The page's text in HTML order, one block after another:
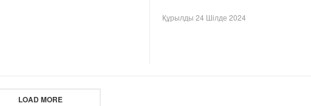
Құрылды 24 Шілде 2024
LOAD MORE